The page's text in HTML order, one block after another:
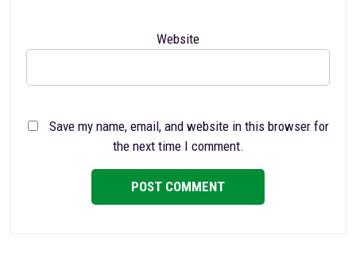
Website
Save my name, email, and website in this browser for
the next time I comment.